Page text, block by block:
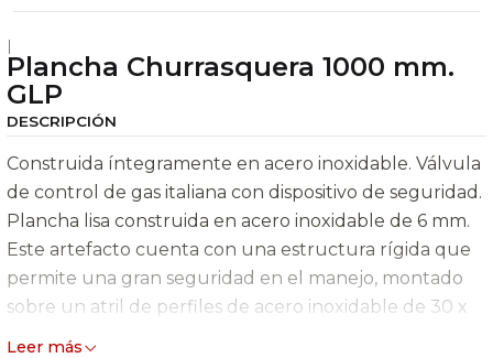
|
Plancha Churrasquera 1000 mm.
GLP
DESCRIPCIÓN
Construida íntegramente en acero inoxidable. Válvula
de control de gas italiana con dispositivo de seguridad.
Plancha lisa construida en acero inoxidable de 6 mm.
Este artefacto cuenta con una estructura rígida que
permite una gran seguridad en el manejo, montado
sobre un atril de perfiles de acero inoxidable de 30 x
30 x 1 mm. con patines regulables en altura.
Leer más